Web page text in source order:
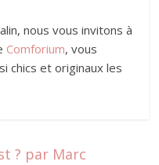
nous vous invitons à
Comforium, vous
chics et originaux les
? par Marc